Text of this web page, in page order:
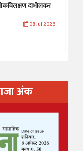
दाभोलकर
08 Jul 2026
अंक